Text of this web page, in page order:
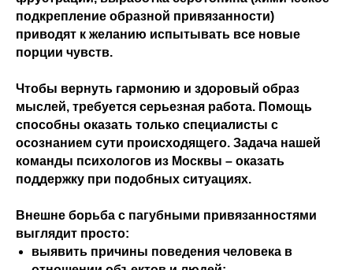
подкрепление образной привязанности)
приводят к желанию испытывать все новые
порции чувств.
Чтобы вернуть гармонию и здоровый образ
мыслей, требуется серьезная работа. Помощь
способны оказать только специалисты с
осознанием сути происходящего. Задача нашей
команды психологов из Москвы – оказать
поддержку при подобных ситуациях.
Внешне борьба с пагубными привязанностями
выглядит просто:
выявить причины поведения человека в